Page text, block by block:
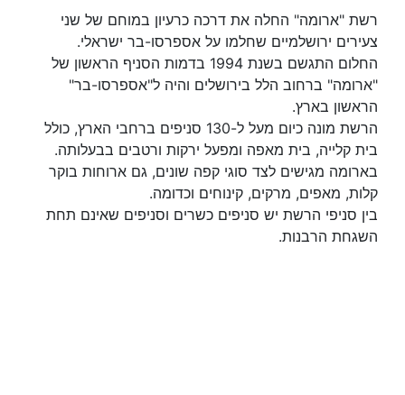
רשת "ארומה" החלה את דרכה כרעיון במוחם של שני
צעירים ירושלמיים שחלמו על אספרסו-בר ישראלי.
החלום התגשם בשנת 1994 בדמות הסניף הראשון של
"ארומה" ברחוב הלל בירושלים והיה ל"אספרסו-בר"
הראשון בארץ.
הרשת מונה כיום מעל ל-130 סניפים ברחבי הארץ, כולל
בית קלייה, בית מאפה ומפעל ירקות ורטבים בבעלותה.
בארומה מגישים לצד סוגי קפה שונים, גם ארוחות בוקר
קלות, מאפים, מרקים, קינוחים וכדומה.
בין סניפי הרשת יש סניפים כשרים וסניפים שאינם תחת
השגחת הרבנות.